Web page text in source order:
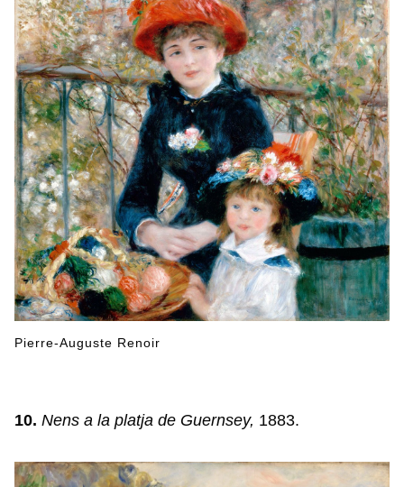
Pierre-Auguste Renoir
10. Nens a la platja de Guernsey, 1883.